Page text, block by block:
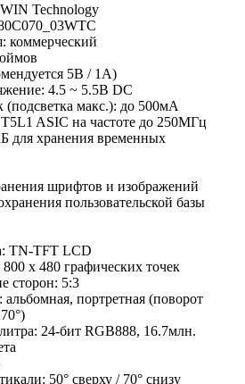
Technology
коммерческий
5В / 1А)
4.5 ~ 5.5В DC
макс.): до 500мА
ASIC на частоте до 250МГц
для хранения временных
шрифтов и изображений
пользовательской базы
TN-TFT LCD
х 480 графических точек
сторон: 5:3
портретная (поворот
24-бит RGB888, 16.7млн.
50° сверху / 70° снизу